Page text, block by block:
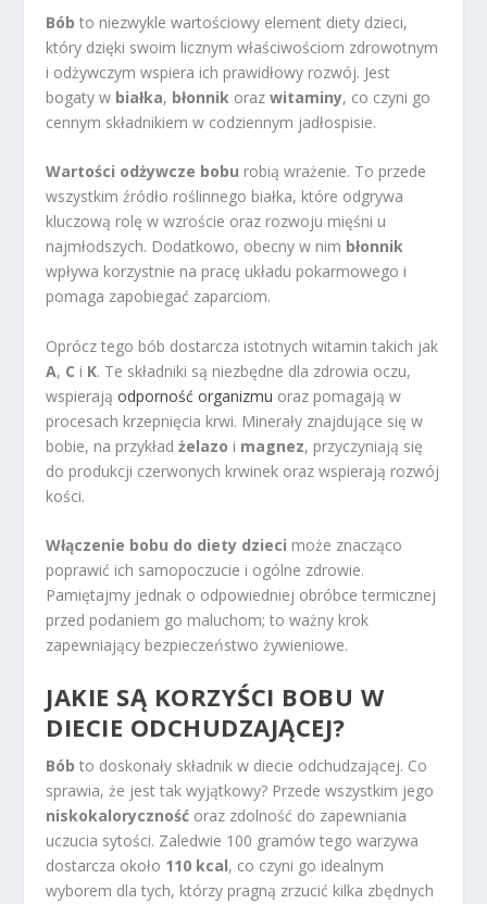
Bób to niezwykle wartościowy element diety dzieci,
który dzięki swoim licznym właściwościom zdrowotnym
i odżywczym wspiera ich prawidłowy rozwój. Jest
bogaty w białka, błonnik orazwitaminy, co czyni go
cennym składnikiem w codziennym jadłospisie.
Wartości odżywcze bobu robią wrażenie. To przede
wszystkim źródło roślinnego białka, które odgrywa
kluczową rolę w wzroście oraz rozwoju mięśni u
najmłodszych. Dodatkowo, obecny w nim błonnik
wpływa korzystnie na pracę układu pokarmowego i
pomaga zapobiegać zaparciom.
Oprócz tego bób dostarcza istotnych witamin takich jak
A, C i K. Te składniki są niezbędne dla zdrowia oczu,
wspierająodporność organizmu oraz pomagają w
procesach krzepnięcia krwi. Minerały znajdujące się w
bobie, na przykładżelazo i magnez, przyczyniają się
do produkcji czerwonych krwinek oraz wspierają rozwój
kości.
Włączenie bobu do diety dzieci może znacząco
poprawić ich samopoczucie i ogólne zdrowie.
Pamiętajmy jednak o odpowiedniej obróbce termicznej
przed podaniem go maluchom; to ważny krok
zapewniający bezpieczeństwo żywieniowe.
JAKIE SĄ KORZYŚCI BOBU W
DIECIE ODCHUDZAJĄCEJ?
Bób to doskonały składnik w diecie odchudzającej. Co
sprawia, że jest tak wyjątkowy? Przede wszystkim jego
niskokaloryczność oraz zdolność do zapewniania
uczucia sytości. Zaledwie 100 gramów tego warzywa
dostarcza około 110 kcal, co czyni go idealnym
wyborem dla tych, którzy pragną zrzucić kilka zbędnych